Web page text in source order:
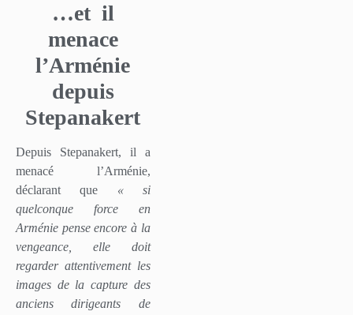
…et il
menace
l’Arménie
depuis
Stepanakert
Depuis Stepanakert, il a
menacé l’Arménie,
déclarant que « si
quelconque force en
Arménie pense encore à la
vengeance, elle doit
regarder attentivement les
images de la capture des
anciens dirigeants de